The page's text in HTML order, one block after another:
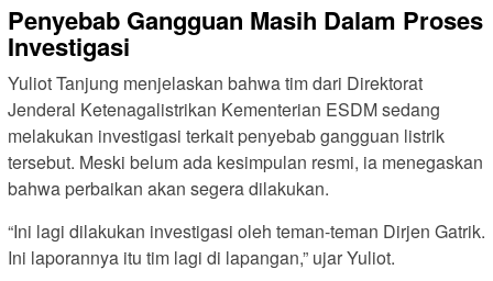
Penyebab Gangguan Masih Dalam Proses
Investigasi
Yuliot Tanjung menjelaskan bahwa tim dari Direktorat
Jenderal Ketenagalistrikan Kementerian ESDM sedang
melakukan investigasi terkait penyebab gangguan listrik
tersebut. Meski belum ada kesimpulan resmi, ia menegaskan
bahwa perbaikan akan segera dilakukan.
“Ini lagi dilakukan investigasi oleh teman-teman Dirjen Gatrik.
Ini laporannya itu tim lagi di lapangan,” ujar Yuliot.